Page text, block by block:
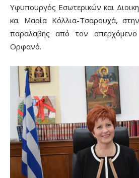
Υφυπουργός Εσωτερικών και
κα. Μαρία Κόλλια-Τσαρουχά,
παραλαβής από τον
Ορφανό.